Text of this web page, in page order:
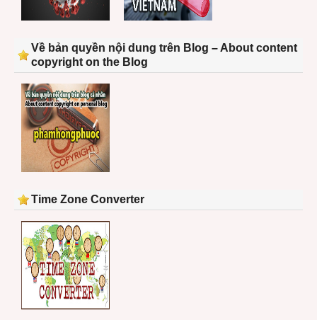
Về bản quyền nội dung trên Blog – About content
copyright on the Blog
Time Zone Converter